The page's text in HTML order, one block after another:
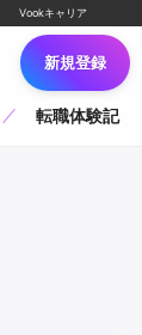
Vookキャリア
新規登録
転職体験記